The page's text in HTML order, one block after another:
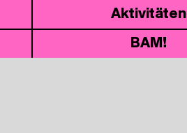
Akti­vi­tä­ten
BAM!